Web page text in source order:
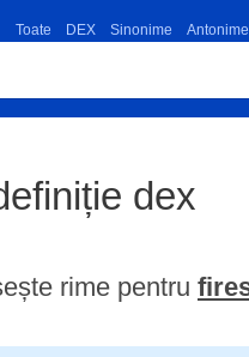
Toate DEX Sinonime Antonime
dex
rime pentru